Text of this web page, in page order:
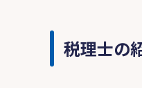
税理士の